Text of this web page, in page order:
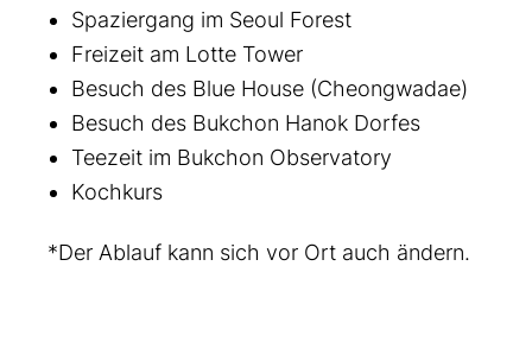
Spaziergang im Seoul Forest
Freizeit am Lotte Tower
Besuch des Blue House (Cheongwadae)
Besuch des Bukchon Hanok Dorfes
Teezeit im Bukchon Observatory
Kochkurs
*Der Ablauf kann sich vor Ort auch ändern.